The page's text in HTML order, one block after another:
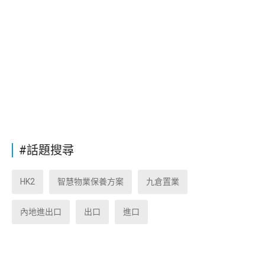
#話題搜尋
HK2 智慧物業保養方案 九倉置業
內地進出口 出口 進口